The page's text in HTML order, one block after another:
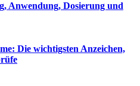
Anwendung, Dosierung und
Die wichtigsten Anzeichen,